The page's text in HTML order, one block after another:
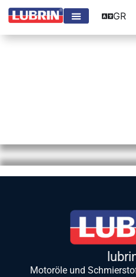
GR
Motoröle und